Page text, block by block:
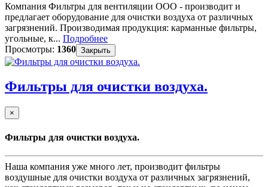
Компания Фильтры для вентиляции ООО - производит и
предлагает оборудование для очистки воздуха от различных
загрязнений. Производимая продукция: карманные фильтры,
угольные, к... Подробнее
Просмотры: 1360 Закрыть
Фильтры для очистки воздуха.
×
Фильтры для очистки воздуха.
Наша компания уже много лет, производит фильтры
воздушные для очистки воздуха от различных загрязнений,